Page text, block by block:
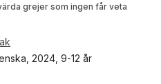
grejer som ingen får veta
2024 9-12 år